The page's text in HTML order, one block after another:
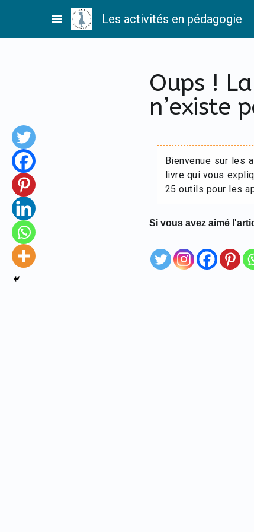
menu Les activités en pédagogie
Oups !
n’existe
Bienvenue sur les
livre qui vous
25 outils pour les
Si vous avez aimé